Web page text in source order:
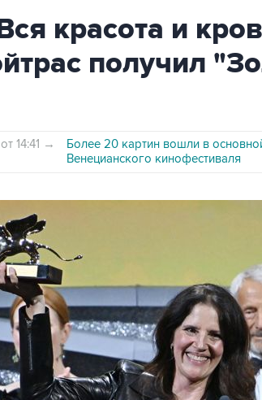
красота и
получил
14:41 →
Более 20 картин вошли в
Венецианского кинофестиваля